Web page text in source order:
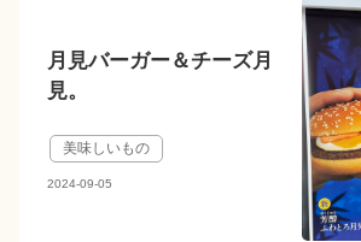
月見バーガー＆チーズ月
見。
美味しいもの
2024-09-05